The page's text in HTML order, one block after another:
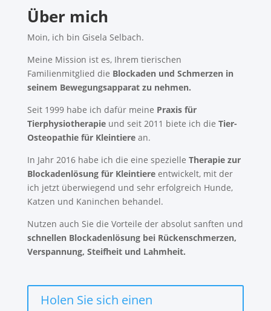
Über mich
Moin, ich bin Gisela Selbach.
Meine Mission ist es, Ihrem tierischen
Familienmitglied die Blockaden und Schmerzen in
seinem Bewegungsapparat zu nehmen.
Seit 1999 habe ich dafür meine Praxis für
Tierphysiotherapieund seit 2011 biete ich die Tier-
Osteopathie für Kleintierean.
In Jahr 2016 habe ich die eine spezielle Therapie zur
Blockadenlösung für Kleintiereentwickelt, mit der
ich jetzt überwiegend und sehr erfolgreich Hunde,
Katzen und Kaninchen behandel.
Nutzen auch Sie die Vorteile der absolut sanften und
schnellen Blockadenlösung bei Rückenschmerzen,
Verspannung, Steifheit und Lahmheit.
Holen Sie sich einen